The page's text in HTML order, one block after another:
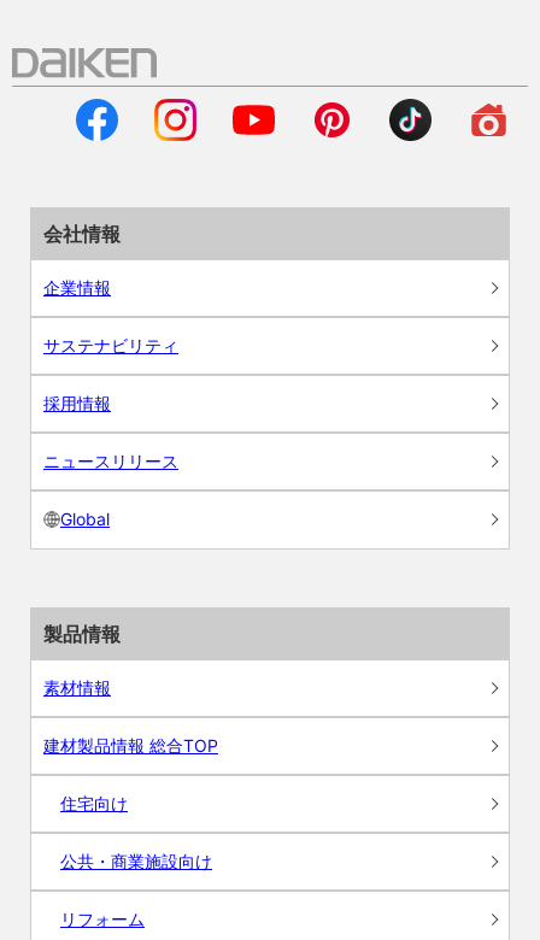
会社情報
企業情報
サステナビリティ
採用情報
ニュースリリース
Global
製品情報
素材情報
建材製品情報 総合TOP
住宅向け
公共・商業施設向け
リフォーム